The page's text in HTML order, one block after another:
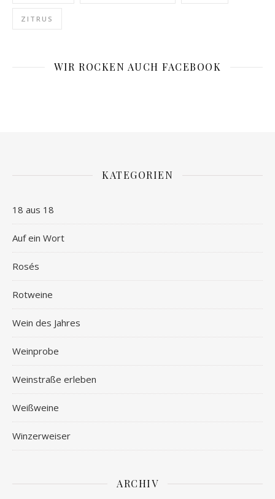
ZITRUS
WIR ROCKEN AUCH FACEBOOK
KATEGORIEN
18 aus 18
Auf ein Wort
Rosés
Rotweine
Wein des Jahres
Weinprobe
Weinstraße erleben
Weißweine
Winzerweiser
ARCHIV